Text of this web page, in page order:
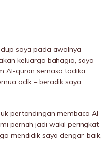
saya pada awalnya
keluarga bahagia, saya
Al-quran semasa tadika,
adik – beradik saya
pertandingan membaca Al-
pernah jadi wakil peringkat
mendidik saya dengan baik,